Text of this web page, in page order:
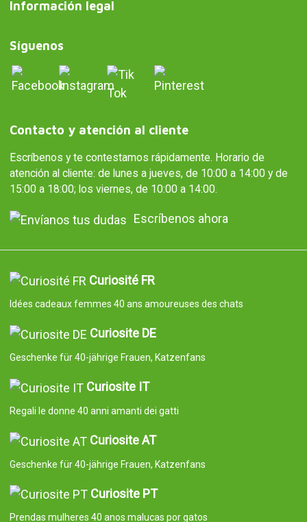
Información legal
Síguenos
Contacto y atención al cliente
Escríbenos y te contestamos rápidamente. Horario de
atención al cliente: de lunes a jueves, de 10:00 a 14:00 y de
15:00 a 18:00; los viernes, de 10:00 a 14:00.
Escríbenos ahora
Curiosité FR
Idées cadeaux femmes 40 ans amoureuses des chats
Curiosite DE
Geschenke für 40-jährige Frauen, Katzenfans
Curiosite IT
Regali le donne 40 anni amanti dei gatti
Curiosite AT
Geschenke für 40-jährige Frauen, Katzenfans
Curiosite PT
Prendas mulheres 40 anos malucas por gatos